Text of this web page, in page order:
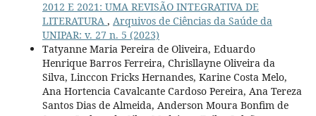
2012 E 2021: UMA REVISÃO INTEGRATIVA DE
LITERATURA , Arquivos de Ciências da Saúde da
UNIPAR: v. 27 n. 5 (2023)
Tatyanne Maria Pereira de Oliveira, Eduardo
Henrique Barros Ferreira, Chrisllayne Oliveira da
Silva, Linccon Fricks Hernandes, Karine Costa Melo,
Ana Hortencia Cavalcante Cardoso Pereira, Ana Tereza
Santos Dias de Almeida, Anderson Moura Bonfim de